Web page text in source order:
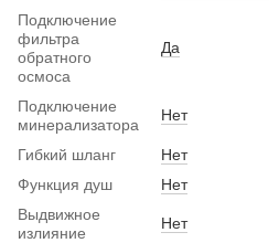
Подключение
фильтра
обратного
осмоса
Да
Подключение
минерализатора
Нет
Гибкий шланг
Нет
Функция душ
Нет
Выдвижное
излияние
Нет